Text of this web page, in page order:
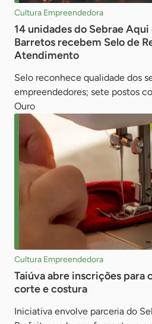
Cultura Empreendedora
14 unidades do Sebrae
Barretos recebem Selo de
Atendimento
Selo reconhece qualidade dos
empreendedores; sete postos
Ouro
Cultura Empreendedora
Taiúva abre inscrições para
corte e costura
Iniciativa envolve parceria do